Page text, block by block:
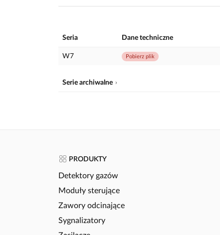
Seria Dane techniczne
W7 Pobierz plik
Serie archiwalne
PRODUKTY
Detektory gazów
Moduły sterujące
Zawory odcinające
Sygnalizatory